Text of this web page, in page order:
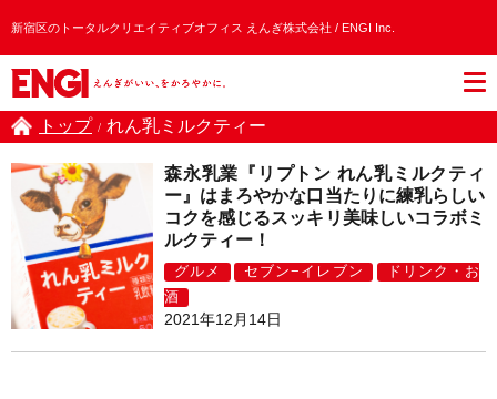
新宿区のトータルクリエイティブオフィス えんぎ株式会社 / ENGI Inc.
トップ / れん乳ミルクティー
森永乳業『リプトン れん乳ミルクティ
ー』はまろやかな口当たりに練乳らしい
コクを感じるスッキリ美味しいコラボミ
ルクティー！
グルメ セブン−イレブン
ドリンク・お
酒
2021年12月14日